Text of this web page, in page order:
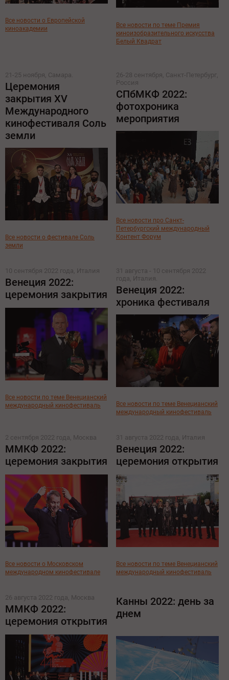
Все новости о Европейской
киноакадемии
Все новости по теме Премия
киноизобразительного искусства
Белый Квадрат
21-25 ноября, Самара.
Церемония
закрытия XV
Международного
кинофестиваля Соль
земли
Все новости о фестивале Соль
земли
26-28 сентября, Санкт-Петербург,
Россия
СПбМКФ 2022:
фотохроника
мероприятия
Все новости про Санкт-
Петербургский международный
Контент Форум
10 сентября 2022 года, Италия
Венеция 2022:
церемония закрытия
Все новости по теме Венецианский
международный кинофестиваль
31 августа - 10 сентября 2022
года, Италия.
Венеция 2022:
хроника фестиваля
Все новости по теме Венецианский
международный кинофестиваль
2 сентября 2022 года, Москва
ММКФ 2022:
церемония закрытия
Все новости о Московском
международном кинофестивале
31 августа 2022 года, Италия
Венеция 2022:
церемония открытия
Все новости по теме Венецианский
международный кинофестиваль
26 августа 2022 года, Москва
ММКФ 2022:
церемония открытия
Канны 2022: день за
днем